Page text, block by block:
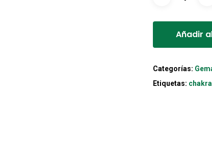
Añadir
Categorías:
Etiquetas: